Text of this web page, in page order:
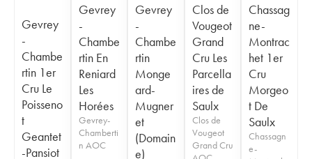
Gevrey
-
Chambe
rtin 1er
Cru Le
Poisseno
t
Geantet
-Pansiot
Gevrey
-
Chambe
rtin En
Reniard
Les
Horées
Gevrey-
Chamberti
n AOC
Gevrey
-
Chambe
rtin
Monge
ard-
Mugner
et
(Domain
e)
Clos de
Vougeot
Grand
Cru Les
Parcella
ires de
Saulx
Clos de
Vougeot
Grand Cru
Chassag
ne-
Montrac
het 1er
Cru
Morgeo
t De
Saulx
Chassagn
e-